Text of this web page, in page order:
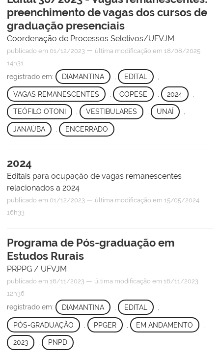
preenchimento de vagas dos cursos de
graduação presenciais
Coordenação de Processos Seletivos/UFVJM
publicado em 01/12/2023 — última modificação em 18/08/2025
14h31
registrado em: DIAMANTINA EDITAL
VAGAS REMANESCENTES COPESE 2024
TEÓFILO OTONI , VESTIBULARES , UNAÍ ,
JANAÚBA ENCERRADO
2024
Editais para ocupação de vagas remanescentes
relacionados a 2024
publicado em 01/12/2023 — última modificação em 15/05/2024
16h33
Programa de Pós-graduação em
Estudos Rurais
PRPPG / UFVJM
publicado em 16/11/2023 — última modificação em 16/11/2023
12h36
registrado em: DIAMANTINA EDITAL
PÓS-GRADUAÇÃO PPGER EM ANDAMENTO
2023 , PNPD